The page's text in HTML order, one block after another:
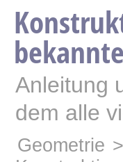
Anleitung
dem alle
Geometrie >